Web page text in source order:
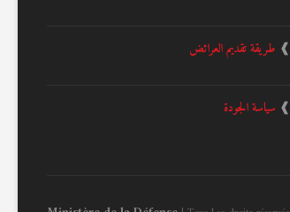
طريقة تقديم العرائض
سياسة الجودة